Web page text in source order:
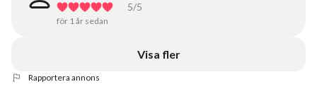
5/5
för 1 år sedan
Visa fler
Rapportera annons